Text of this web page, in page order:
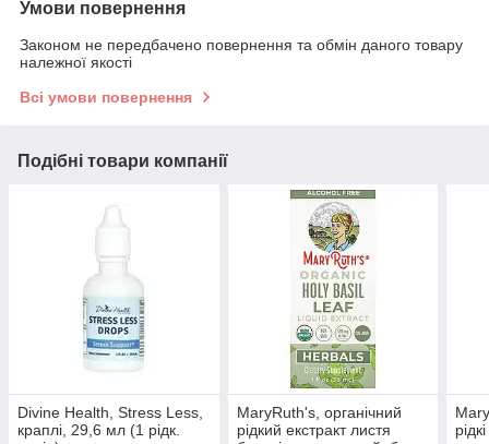
Умови повернення
Законом не передбачено повернення та обмін даного товару
належної якості
Всі умови повернення
Подібні товари компанії
Divine Health, Stress Less,
краплі, 29,6 мл (1 рідк.
MaryRuth's, органічний
рідкий екстракт листя